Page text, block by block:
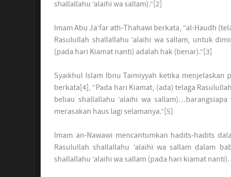
shallallahu ‘alaihi wa sallam).”[2]
Imam Abu Ja’far ath-Thahawi berkata, “al-Haudh
Rasulullah shallallahu ‘alaihi wa sallam, untuk
(pada hari Kiamat nanti) adalah hak (benar).”[3]
Syaikhul Islam Ibnu Taimiyyah ketika
berkata[4], “Pada hari Kiamat, (ada) telaga
beliau shallallahu ‘alaihi wa
merasakan haus lagi selamanya.”[5]
Imam an-Nawawi mencantumkan hadits-hadits
Rasulullah shallallahu ‘alaihi wa sallam dalam
shallallahu ‘alaihi wa sallam (pada hari kiamat